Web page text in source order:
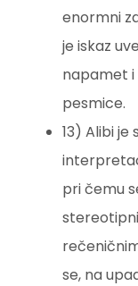
enormni
je iskaz
napamet i
pesmice.
13) Alibi je
pri čemu
se, na